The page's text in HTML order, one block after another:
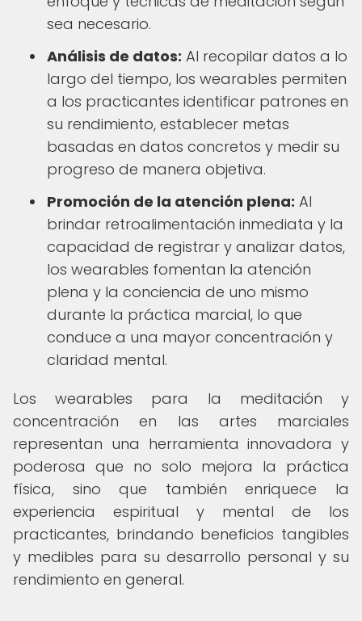
sea necesario.
Análisis de datos: Al recopilar datos a lo
largo del tiempo, los wearables permiten
a los practicantes identificar patrones en
su rendimiento, establecer metas
basadas en datos concretos y medir su
progreso de manera objetiva.
Promoción de la atención plena: Al
brindar retroalimentación inmediata y la
capacidad de registrar y analizar datos,
los wearables fomentan la atención
plena y la conciencia de uno mismo
durante la práctica marcial, lo que
conduce a una mayor concentración y
claridad mental.
Los wearables para la meditación y
concentración en las artes marciales
representan una herramienta innovadora y
poderosa que no solo mejora la práctica
física, sino que también enriquece la
experiencia espiritual y mental de los
practicantes, brindando beneficios tangibles
y medibles para su desarrollo personal y su
rendimiento en general.